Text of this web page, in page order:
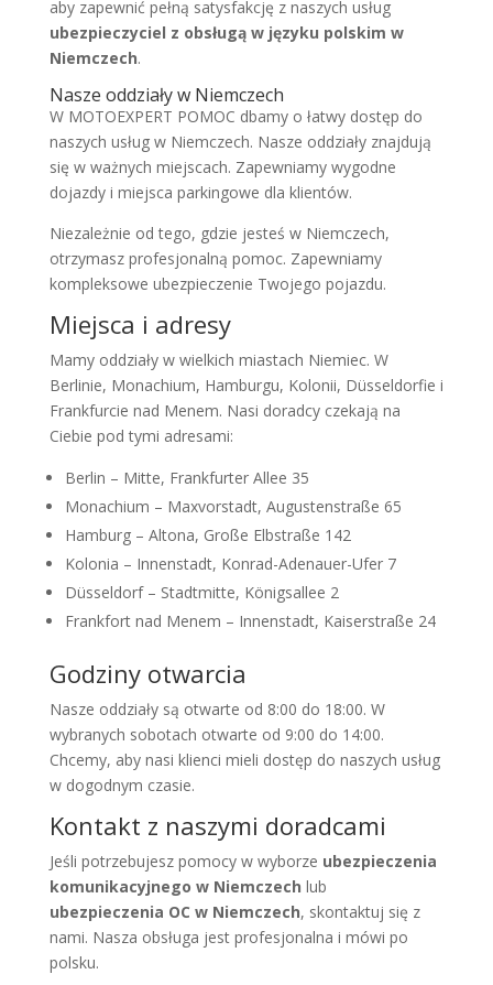
aby zapewnić pełną satysfakcję z naszych usług
ubezpieczyciel z obsługą w języku polskim w
Niemczech.
Nasze oddziały w Niemczech
W MOTOEXPERT POMOC dbamy o łatwy dostęp do
naszych usług w Niemczech. Nasze oddziały znajdują
się w ważnych miejscach. Zapewniamy wygodne
dojazdy i miejsca parkingowe dla klientów.
Niezależnie od tego, gdzie jesteś w Niemczech,
otrzymasz profesjonalną pomoc. Zapewniamy
kompleksowe ubezpieczenie Twojego pojazdu.
Miejsca i adresy
Mamy oddziały w wielkich miastach Niemiec. W
Berlinie, Monachium, Hamburgu, Kolonii, Düsseldorfie i
Frankfurcie nad Menem. Nasi doradcy czekają na
Ciebie pod tymi adresami:
Berlin – Mitte, Frankfurter Allee 35
Monachium – Maxvorstadt, Augustenstraße 65
Hamburg – Altona, Große Elbstraße 142
Kolonia – Innenstadt, Konrad-Adenauer-Ufer 7
Düsseldorf – Stadtmitte, Königsallee 2
Frankfort nad Menem – Innenstadt, Kaiserstraße 24
Godziny otwarcia
Nasze oddziały są otwarte od 8:00 do 18:00. W
wybranych sobotach otwarte od 9:00 do 14:00.
Chcemy, aby nasi klienci mieli dostęp do naszych usług
w dogodnym czasie.
Kontakt z naszymi doradcami
Jeśli potrzebujesz pomocy w wyborze ubezpieczenia
komunikacyjnego w Niemczech lub
ubezpieczenia OC w Niemczech, skontaktuj się z
nami. Nasza obsługa jest profesjonalna i mówi po
polsku.